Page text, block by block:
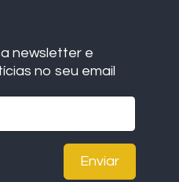
newsletter e
no seu email
Enviar